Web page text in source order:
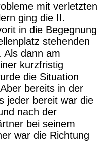
mit verletzten
ging die II.
in die Begegnung
stehenden
Als dann am
kurzfristig
die Situation
bereits in der
jeder bereit war die
nach der
bei seinem
war die Richtung